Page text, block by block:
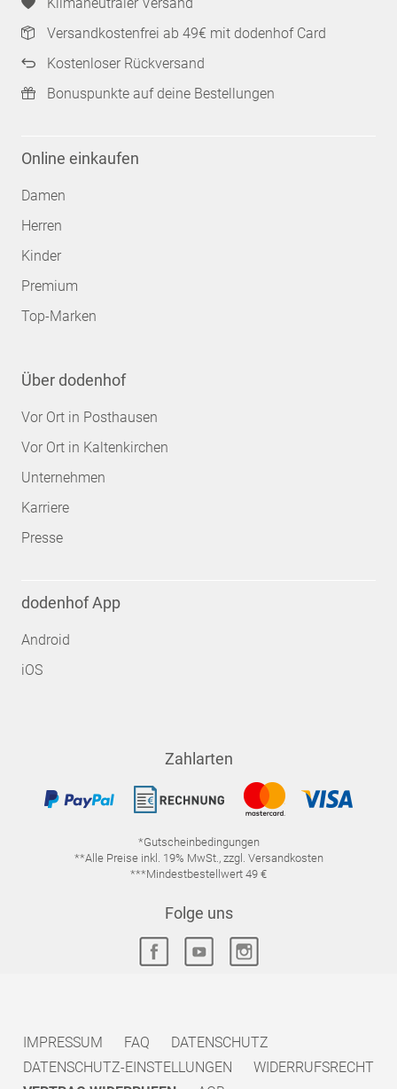
Versandkostenfrei ab 49€ mit dodenhof Card
Kostenloser Rückversand
Bonuspunkte auf deine Bestellungen
Online einkaufen
Damen
Herren
Kinder
Premium
Top-Marken
Über dodenhof
Vor Ort in Posthausen
Vor Ort in Kaltenkirchen
Unternehmen
Karriere
Presse
dodenhof App
Android
iOS
Zahlarten
*Gutscheinbedingungen
**Alle Preise inkl. 19% MwSt., zzgl. Versandkosten
***Mindestbestellwert 49 €
Folge uns
IMPRESSUM FAQ
DATENSCHUTZ
DATENSCHUTZ-EINSTELLUNGEN
WIDERRUFSRECHT